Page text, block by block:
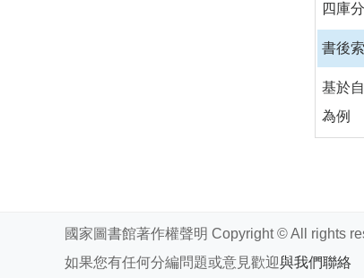
四庫
書後
基於
為例
國家圖書館著作權聲明 Copyright © All rights
如果您有任何分編問題或意見歡迎與我們聯絡